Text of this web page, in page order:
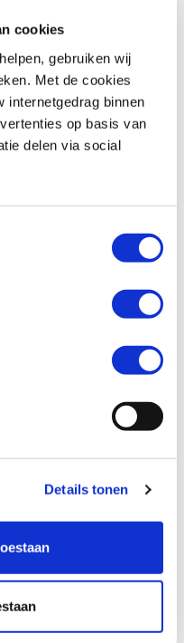
cookies
gebruiken wij
Met de cookies
internetgedrag binnen
op basis van
delen via social
Details tonen
Kawasaki
VULCAN S
€ 9.899,-
MotoPort Leeuwarden